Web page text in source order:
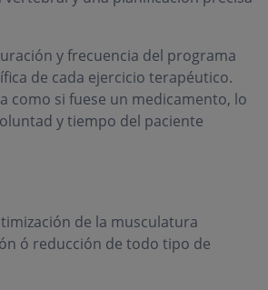
y frecuencia del programa
de cada ejercicio terapéutico.
como si fuese un medicamento, lo
y tiempo del paciente
de la musculatura
ó reducción de todo tipo de